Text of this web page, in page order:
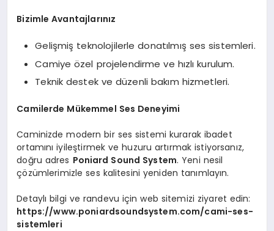
Bizimle Avantajlarınız
Gelişmiş teknolojilerle donatılmış ses sistemleri.
Camiye özel projelendirme ve hızlı kurulum.
Teknik destek ve düzenli bakım hizmetleri.
Camilerde Mükemmel Ses Deneyimi
Caminizde modern bir ses sistemi kurarak ibadet
ortamını iyileştirmek ve huzuru artırmak istiyorsanız,
doğru adres Poniard Sound System. Yeni nesil
çözümlerimizle ses kalitesini yeniden tanımlayın.
Detaylı bilgi ve randevu için web sitemizi ziyaret edin:
https://www.poniardsoundsystem.com/cami-ses-
sistemleri